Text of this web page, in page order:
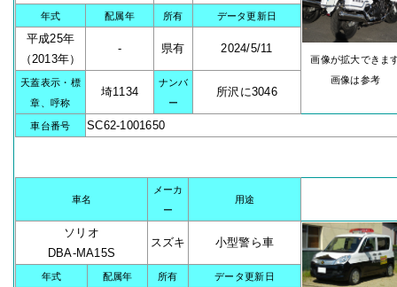
画像が拡大できま
画像は参考
年式 配属年 所有 データ更新日
平成25年
（2013年）
- 県有 2024/5/11
天蓋表示・標
章、呼称
埼1134
ナンバ
ー
所沢に3046
車台番号 SC62-1001650
車名
メーカ
ー
用途
ソリオ
DBA-MA15S
スズキ 小型警ら車
年式 配属年 所有 データ更新日